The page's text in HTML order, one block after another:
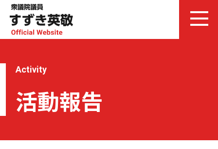
Activity
活動報告